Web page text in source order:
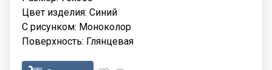
Цвет изделия: Синий
С рисунком: Моноколор
Поверхность: Глянцевая